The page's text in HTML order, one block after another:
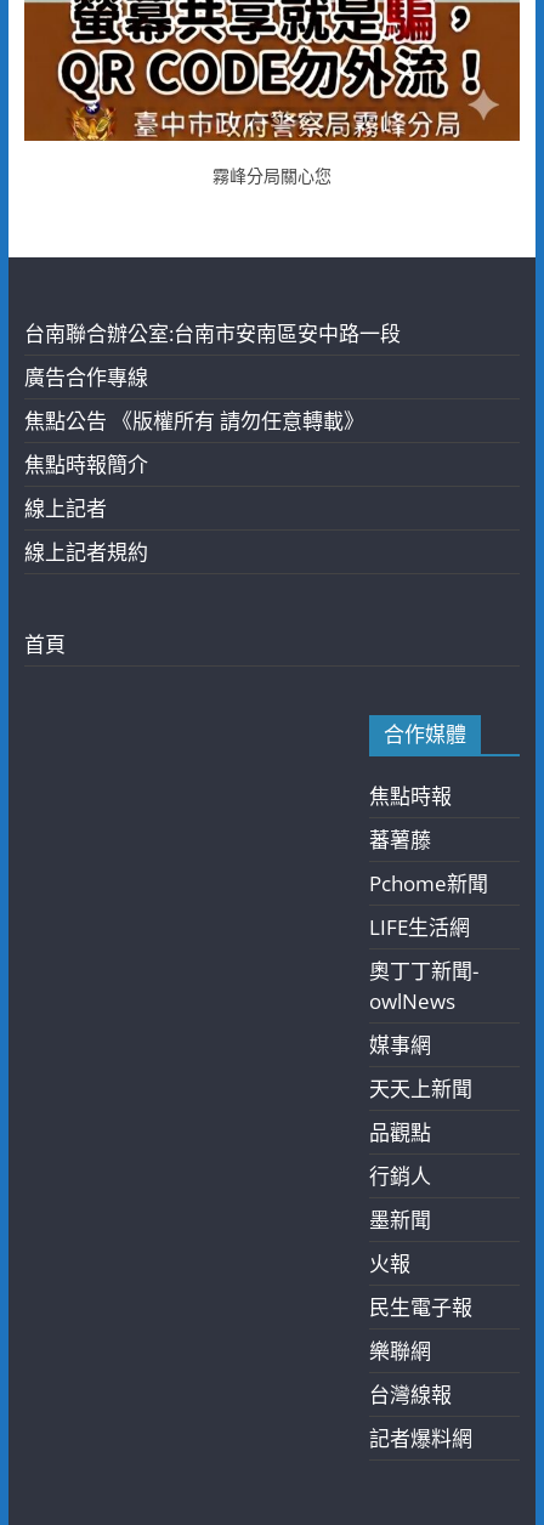
霧峰分局關心您
台南聯合辦公室:台南市安南區安中路一段
廣告合作專線
焦點公告 《版權所有 請勿任意轉載》
焦點時報簡介
線上記者
線上記者規約
首頁
合作媒體
焦點時報
蕃薯藤
Pchome新聞
LIFE生活網
奧丁丁新聞-
owlNews
媒事網
天天上新聞
品觀點
行銷人
墨新聞
火報
民生電子報
樂聯網
台灣線報
記者爆料網